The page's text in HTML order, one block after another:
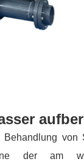
von
der am